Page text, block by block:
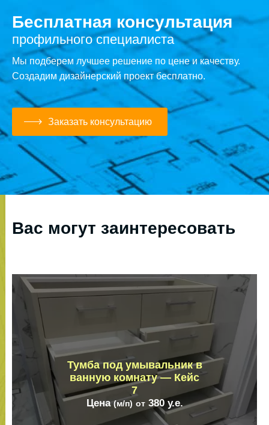
Бесплатная консультация
профильного специалиста
Мы подберем лучшее решение по цене и качеству.
Создадим дизайнерский проект бесплатно.
Заказать консультацию
Вас могут заинтересовать
Тумба под умывальник в
ванную комнату — Кейс
7
Цена(м/п) от380 у.е.